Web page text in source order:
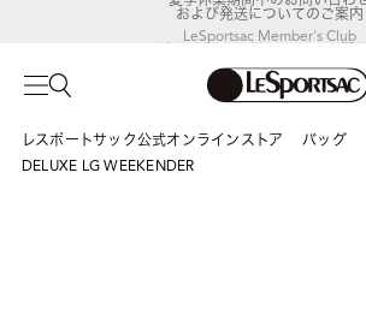
LeSportsac Member's Club
ポイントアップキャンペーン開
レスポートサック公式オンラインストア バッグ
DELUXE LG WEEKENDER